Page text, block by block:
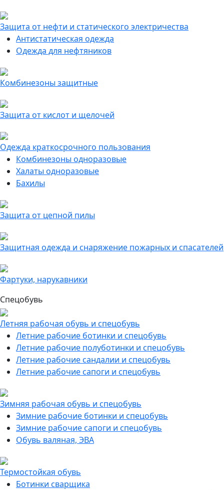
Защита от нефти и статического электричества
Антистатическая одежда
Одежда для нефтяников
Комбинезоны защитные
Защита от кислот и щелочей
Одежда краткосрочного пользования
Комбинезоны одноразовые
Халаты одноразовые
Бахилы
Защита от цепной пилы
Защитная одежда и снаряжение пожарных и спасателей
Фартуки, нарукавники
Спецобувь
Летняя рабочая обувь и спецобувь
Летние рабочие ботинки и спецобувь
Летние рабочие полуботинки и спецобувь
Летние рабочие сандалии и спецобувь
Летние рабочие сапоги и спецобувь
Зимняя рабочая обувь и спецобувь
Зимние рабочие ботинки и спецобувь
Зимние рабочие сапоги и спецобувь
Обувь валяная, ЭВА
Термостойкая обувь
Ботинки сварщика